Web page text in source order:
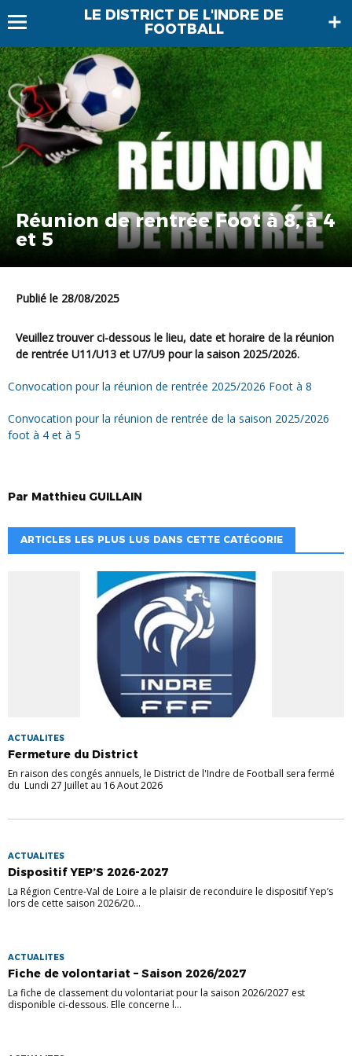
LE DISTRICT DE L'INDRE DE
FOOTBALL
Réunion de rentrée Foot à 8, à 4
et 5
Publié le 28/08/2025
Veuillez trouver ci-dessous le lieu, date et horaire de la réunion
de rentrée U11/U13 et U7/U9 pour la saison 2025/2026.
Convocation pour la réunion de rentrée 2025/2026 Foot à 8
Convocation pour la réunion de rentrée de la saison 2025/2026
foot à 4 et à 5
Par Matthieu GUILLAIN
ARTICLES LES PLUS LUS DANS CETTE CATÉGORIE
ACTUALITES
Fermeture du District
En raison des congés annuels, le District de l'Indre de Football sera fermé
du Lundi 27 Juillet au 16 Aout 2026
ACTUALITES
Dispositif YEP’S 2026-2027
La Région Centre-Val de Loire a le plaisir de reconduire le dispositif Yep’s
lors de cette saison 2026/20...
ACTUALITES
Fiche de volontariat – Saison 2026/2027
La fiche de classement du volontariat pour la saison 2026/2027 est
disponible ci-dessous. Elle concerne l...